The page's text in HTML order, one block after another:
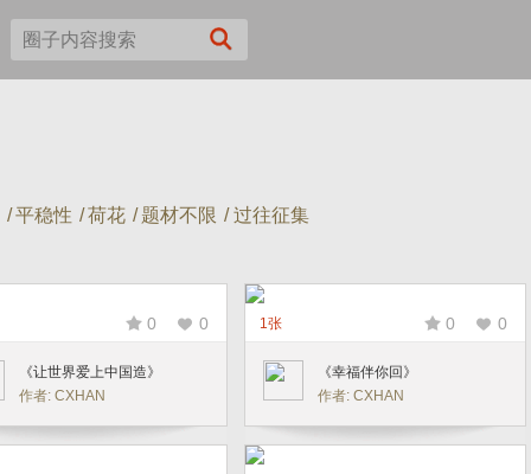
/平稳性 /荷花 / 题材不限 / 过往征集
0 0
《让世界爱上中国造》
作者: CXHAN
1张 0 0
《幸福伴你回》
作者: CXHAN